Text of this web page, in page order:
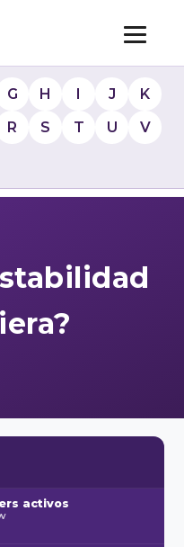
G H I J
K
R S T U
V
activos